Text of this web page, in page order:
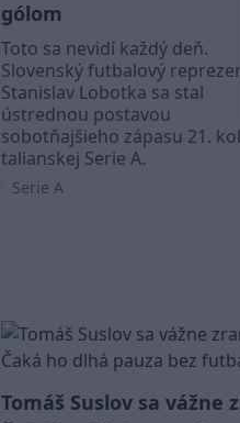
gólom
Toto sa nevidí každý deň.
Slovenský futbalový
Stanislav Lobotka sa stal
ústrednou postavou
sobotňajšieho zápasu 21.
talianskej Serie A.
Serie A
Tomáš Suslov sa vážne